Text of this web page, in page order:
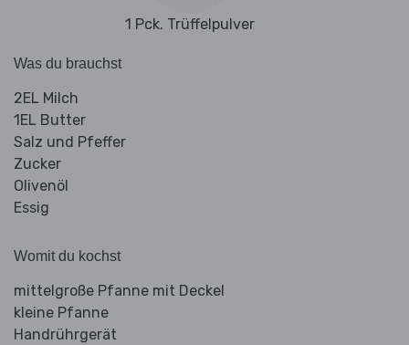
1 Pck. Trüffelpulver
Was du brauchst
2EL Milch
1EL Butter
Salz und Pfeffer
Zucker
Olivenöl
Essig
Womit du kochst
mittelgroße Pfanne mit Deckel
kleine Pfanne
Handrührgerät